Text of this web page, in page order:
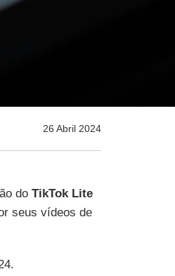
26 Abril 2024
do TikTok Lite
seus vídeos de